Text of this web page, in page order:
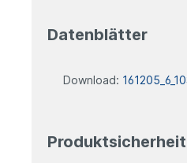
Datenblätter
Download:
Produktsicherheit